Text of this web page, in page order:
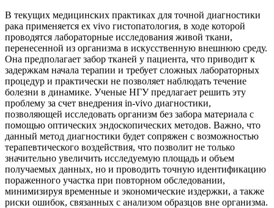
В текущих медицинских практиках для точной диагностики
рака применяется ex vivo гистопатология, в ходе которой
проводятся лабораторные исследования живой ткани,
перенесенной из организма в искусственную внешнюю среду.
Она предполагает забор тканей у пациента, что приводит к
задержкам начала терапии и требует сложных лабораторных
процедур и практически не позволяет наблюдать течение
болезни в динамике. Ученые НГУ предлагает решить эту
проблему за счет внедрения in-vivo диагностики,
позволяющей исследовать организм без забора материала с
помощью оптических эндоскопических методов. Важно, что
данный метод диагностики будет сопряжен с возможностью
терапевтического воздействия, что позволит не только
значительно увеличить исследуемую площадь и объем
получаемых данных, но и проводить точную идентификацию
пораженного участка при повторном обследовании,
минимизируя временные и экономические издержки, а также
риски ошибок, связанных с анализом образцов вне организма.